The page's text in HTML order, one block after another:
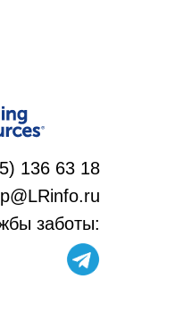
136 63 18
заботы: